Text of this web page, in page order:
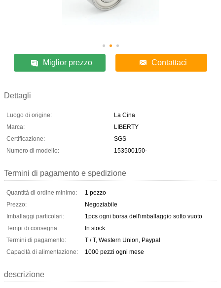
Miglior prezzo Contattaci
Dettagli
Luogo di origine:
La Cina
Marca:
LIBERTY
Certificazione:
SGS
Numero di modello:
153500150-
Termini di pagamento e spedizione
Quantità di ordine minimo:
1 pezzo
Prezzo:
Negoziabile
Imballaggi particolari:
1pcs ogni borsa dell'imballaggio sotto vuoto
Tempi di consegna:
In stock
Termini di pagamento:
T / T, Western Union, Paypal
Capacità di alimentazione:
1000 pezzi ogni mese
descrizione